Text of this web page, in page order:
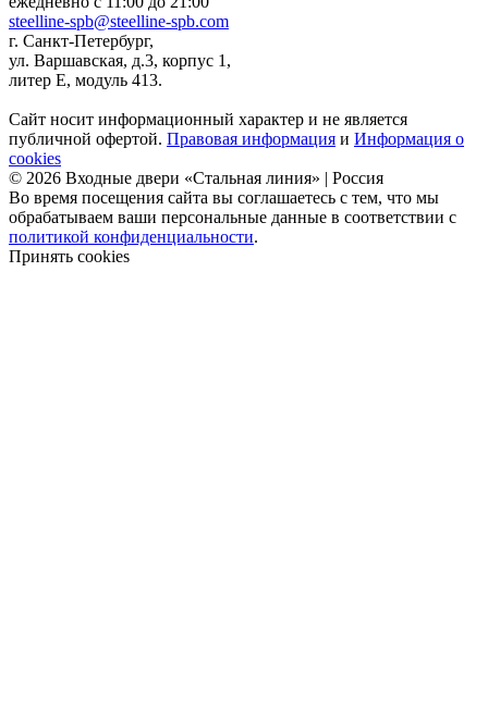
steelline-spb@steelline-spb.com
г. Санкт-Петербург,
ул. Варшавская, д.3, корпус 1,
литер Е, модуль 413.
Сайт носит информационный характер и не является
публичной офертой. Правовая информация и Информация о
cookies
© 2026 Входные двери «Стальная линия» | Россия
Во время посещения сайта вы соглашаетесь с тем, что мы
обрабатываем ваши персональные данные в соответствии с
политикой конфиденциальности.
Принять cookies